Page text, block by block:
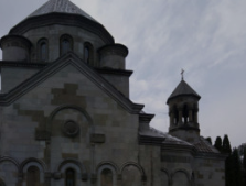
(postaki)…” “Вино. Крим
вино і його вдосталь: воно все